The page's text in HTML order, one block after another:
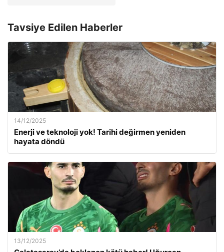
Tavsiye Edilen Haberler
14/12/2025
Enerji ve teknoloji yok! Tarihi değirmen yeniden
hayata döndü
13/12/2025